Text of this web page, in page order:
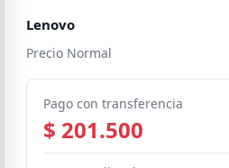
Lenovo
Precio Normal
Pago con transferencia
$ 201.500